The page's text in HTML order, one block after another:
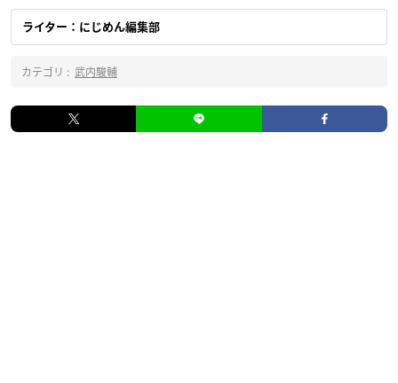
ライター：にじめん編集部
カテゴリ : 武内駿輔